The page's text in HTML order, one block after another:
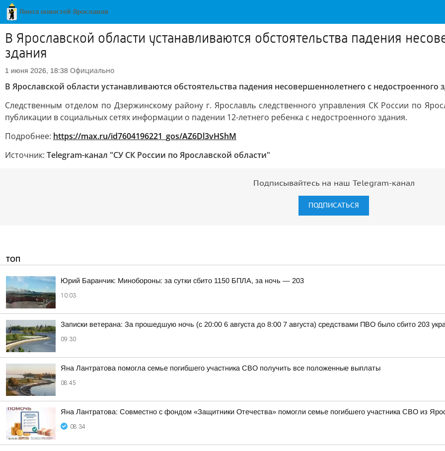
В Ярославской области устанавливаются обстоятельства падения
здания
1 июня 2026, 18:38 Официально
В Ярославской области устанавливаются обстоятельства падения несовершеннолетнего с недостроенного
Следственным отделом по Дзержинскому району г. Ярославль следственного управления СК России по
публикации в социальных сетях информации о падении 12-летнего ребенка с недостроенного здания.
Подробнее: https://max.ru/id7604196221_gos/AZ6Dl3vHShM
Источник: Telegram-канал "СУ СК России по Ярославской области"
Подписывайтесь на наш Telegram-канал
ПОДПИСАТЬСЯ
ТОП
Юрий Баранчик: Минобороны: за сутки сбито 1150 БПЛА, за ночь — 203
10:03
Записки ветерана: За прошедшую ночь (с 20:00 6 августа до 8:00 7 августа) средствами ПВО было сбито 203
09:30
Яна Лантратова помогла семье погибшего участника СВО получить все положенные выплаты
08:45
Яна Лантратова: Совместно с фондом «Защитники Отечества» помогли семье погибшего участника СВО из
08:34